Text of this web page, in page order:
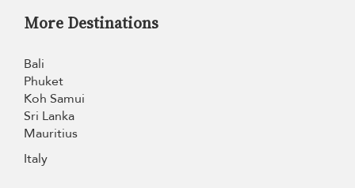
More Destinations
Bali
Phuket
Koh Samui
Sri Lanka
Mauritius
Italy